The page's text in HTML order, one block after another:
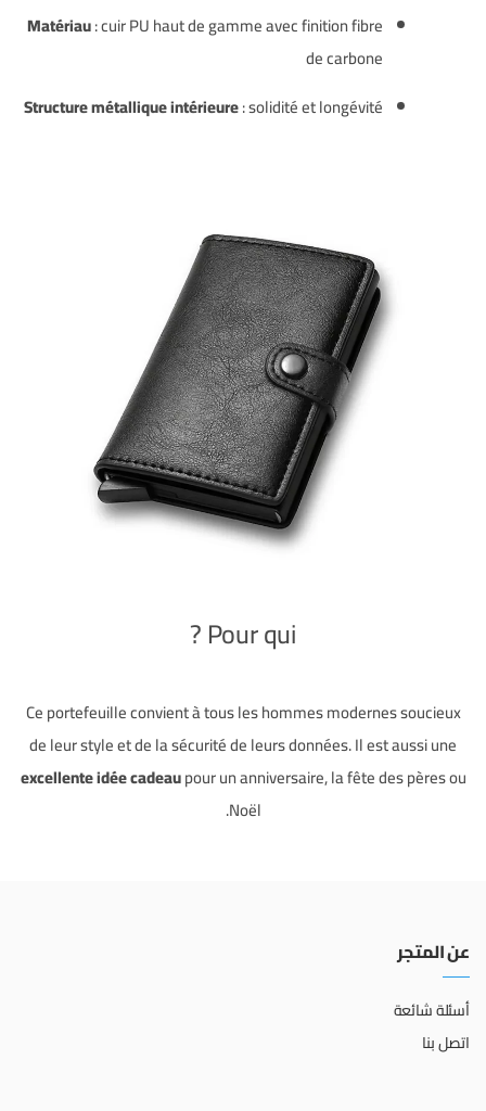
Matériau: cuir PU haut de gamme avec finition fibre
de carbone
Structure métallique intérieure: solidité et longévité
Pour qui ?
Ce portefeuille convient à tous les hommes modernes soucieux
de leur style et de la sécurité de leurs données. Il est aussi une
excellente idée cadeaupour un anniversaire, la fête des pères ou
Noël.
عن المتجر
أسئلة شائعة
اتصل بنا